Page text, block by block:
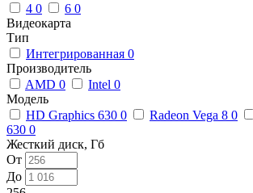
4 0 6 0
Видеокарта
Тип
Интегрированная 0
Производитель
AMD 0 Intel 0
Модель
HD Graphics 630 0 Radeon Vega 8 0
630 0
Жесткий диск, Гб
От
До